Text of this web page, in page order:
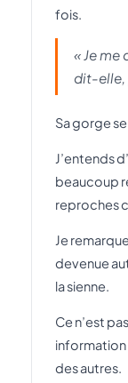
fois.
« Je
dit-elle,
Sa gorge
J’entends
beaucoup
reproches
Je
devenue
la sienne.
Ce n’est
information
des autres.